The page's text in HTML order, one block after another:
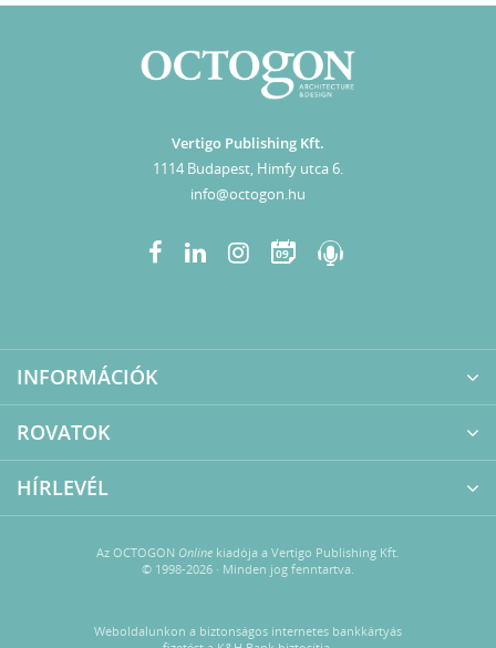
Vertigo Publishing Kft.
1114 Budapest, Himfy utca 6.
info@octogon.hu
09
INFORMÁCIÓK
ROVATOK
HÍRLEVÉL
Az OCTOGON Online kiadója a Vertigo Publishing Kft.
© 1998-2026 · Minden jog fenntartva.
Weboldalunkon a biztonságos internetes bankkártyás